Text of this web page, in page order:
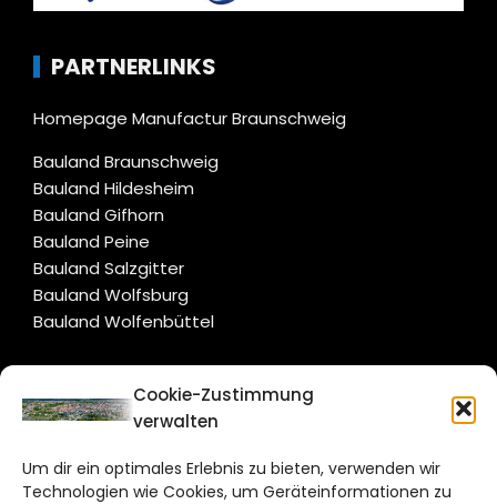
Cookie-Zustimmung
verwalten
Um dir ein optimales Erlebnis zu bieten, verwenden wir
Technologien wie Cookies, um Geräteinformationen zu
PARTNERLINKS
Homepage Manufactur Braunschweig
Bauland Braunschweig
Bauland Hildesheim
Bauland Gifhorn
Bauland Peine
Bauland Salzgitter
Bauland Wolfsburg
Bauland Wolfenbüttel
CITYLIFE!
Bruchtorwall 12